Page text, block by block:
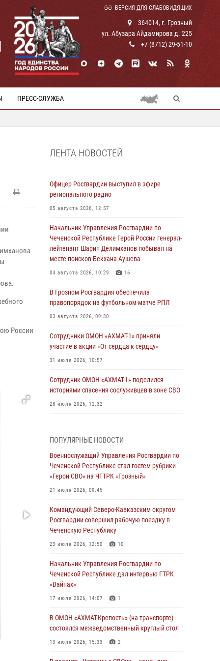
ВЕРСИЯ ДЛЯ СЛАБОВИДЯЩИХ
364014, г. Грозный
ул. Абузара Айдамирова д. 225
+7 (8712) 29-51-10
ПРЕСС-СЛУЖБА
России
ЛЕНТА НОВОСТЕЙ
Офицер Росгвардии выступил в эфире
регионального радио
05 августа 2026, 12:57
Начальник Управления Росгвардии по
Чеченской Республике Герой России генерал-
лейтенант Шарип Делимханов побывал на
месте поисков Бекхана Аушева
04 августа 2026, 10:29 16
В Грозном Росгвардия обеспечила
правопорядок на футбольном матче РПЛ
03 августа 2026, 09:30
Сотрудники ОМОН «АХМАТ-1» приняли
участие в акции «От сердца к сердцу»
31 июля 2026, 10:57
Сотрудник ОМОН «АХМАТ-1» поделился
историями спасения сослуживцев в зоне СВО
28 июля 2026, 12:32
Чеченскую Республику
23 июля 2026, 12:50 10
Военнослужащий Управления Росгвардии по
Чеченской Республике стал гостем рубрики
21 июля 2026, 09:45
В ДНР росгвардейцы уничтожили около 80
вражеских беспилотников самолётного типа
В Грозном Росгвардия обеспечила
безопасность конно-спортивных
соревнований
Начальник Управления Росгвардии по
Чеченской Республике дал интервью ГТРК
ПОПУЛЯРНЫЕ НОВОСТИ
Военнослужащий Управления Росгвардии по
Чеченской Республике стал гостем рубрики
«Герои СВО» на ЧГТРК «Грозный»
21 июля 2026, 09:45
Командующий Северо-Кавказским округом
Росгвардии совершил рабочую поездку в
Чеченскую Республику
23 июля 2026, 12:50 10
Начальник Управления Росгвардии по
Чеченской Республике дал интервью ГТРК
«Вайнах»
17 июля 2026, 14:07 1
В ОМОН «АХМАТ-Крепость» (на транспорте)
состоялся межведомственный круглый стол
13 июля 2026, 15:33 2